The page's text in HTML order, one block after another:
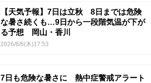
【天気予報】7日は立秋 8日までは危険
な暑さ続くも…9日から一段階気温が下が
る予想 岡山・香川
2026/8/6(木)17:53
7日も危険な暑さに 熱中症警戒アラート